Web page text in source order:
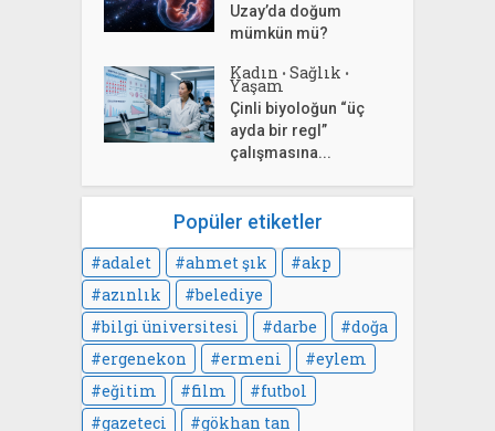
Uzay’da doğum
mümkün mü?
Kadın • Sağlık •
Yaşam
Çinli biyoloğun “üç
ayda bir regl”
çalışmasına...
Popüler etiketler
adalet ahmet şık
akp
azınlık
belediye
bilgi üniversitesi
darbe
doğa
ergenekon
ermeni
eylem
eğitim
film
futbol
gazeteci
gökhan tan